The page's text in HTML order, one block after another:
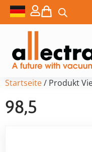
Startseite/ Produkt
98,5